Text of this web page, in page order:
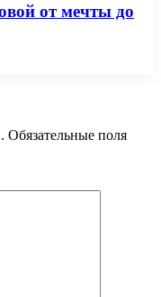
от мечты до
Обязательные поля